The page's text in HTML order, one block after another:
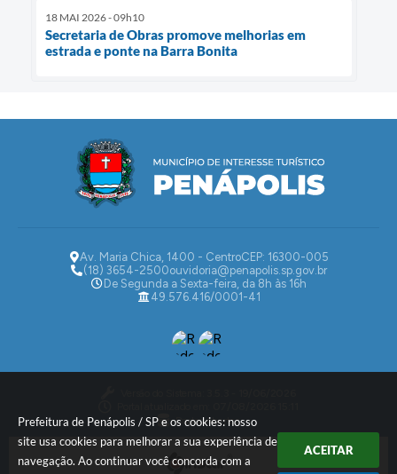
Prefeitura de Penápolis / SP e os cookies: nosso
site usa cookies para melhorar a sua experiência de
navegação. Ao continuar você concorda com a
ACEITAR
18 MAI 2026 - 09h10
Secretaria de Obras promove melhorias em
estrada e ponte na Barra Bonita
Av. Maria Chica, 1400 - CentroCEP: 16300-005
(18) 3654-2500ouvidoria@penapolis.sp.gov.br
De Segunda a Sexta-feira, da 8h às 16h
49.576.416/0001-41
Dados Abertos